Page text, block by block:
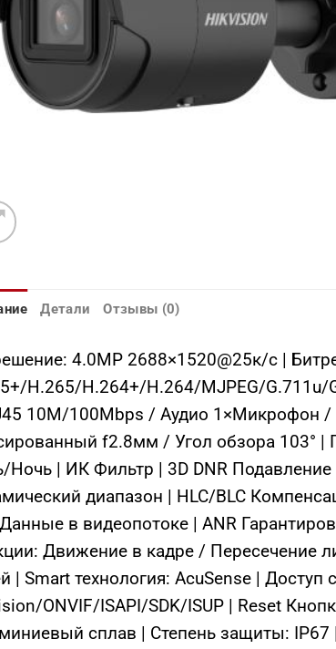
Детали Отзывы (0)
4.0МР 2688×1520@25к/с |
H.265/H.264+/H.264/MJPEG/G.711u/
10M/100Mbps / Аудио 1×Микрофон /
f2.8мм / Угол обзора 103° |
Ночь | ИК Фильтр | 3D DNR
диапазон | HLC/BLC
в видеопотоке | ANR
Движение в кадре / Пересечение
| Smart технология: AcuSense |
ONVIF/ISAPI/SDK/ISUP | Reset
сплав | Степень защиты: IP67 |